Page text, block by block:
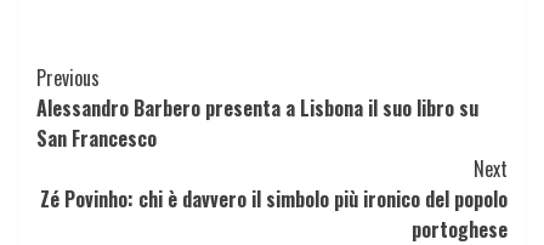
Continue
Reading
Previous
Alessandro Barbero presenta a Lisbona il suo libro su
San Francesco
Next
Zé Povinho: chi è davvero il simbolo più ironico del popolo
portoghese